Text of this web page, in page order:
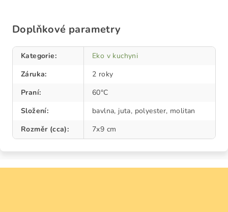
Doplňkové parametry
Kategorie:
Eko v kuchyni
Záruka:
2 roky
Praní:
60°C
Složení:
bavlna, juta, polyester, molitan
Rozměr (cca): 7x9 cm